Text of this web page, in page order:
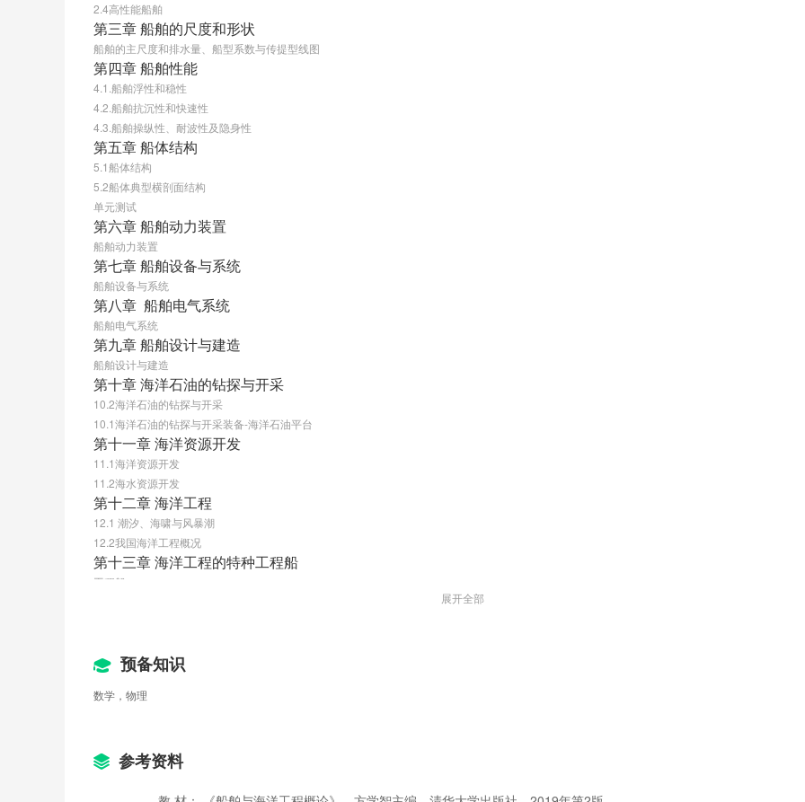
2.4高性能船舶
第三章 船舶的尺度和形状
船舶的主尺度和排水量、船型系数与传提型线图
第四章 船舶性能
4.1.船舶浮性和稳性
4.2.船舶抗沉性和快速性
4.3.船舶操纵性、耐波性及隐身性
第五章 船体结构
5.1船体结构
5.2船体典型横剖面结构
单元测试
第六章 船舶动力装置
船舶动力装置
第七章 船舶设备与系统
船舶设备与系统
第八章  船舶电气系统
船舶电气系统
第九章 船舶设计与建造
船舶设计与建造
第十章 海洋石油的钻探与开采
10.2海洋石油的钻探与开采
10.1海洋石油的钻探与开采装备-海洋石油平台
第十一章 海洋资源开发
11.1海洋资源开发
11.2海水资源开发
第十二章 海洋工程
12.1 潮汐、海啸与风暴潮
12.2我国海洋工程概况
第十三章 海洋工程的特种工程船
工程船
展开全部
预备知识
数学，物理
参考资料